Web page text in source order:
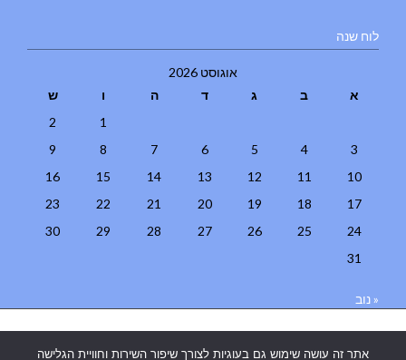
לוח שנה
אוגוסט 2026
א
ב ג ד ה ו
ש
1
2
3
4
5
6
7
8
9
10
11
12
13
14
15
16
17
18
19
20
21
22
23
24
25
26
27
28
29
30
31
« נוב
אתר זה עושה שימוש גם בעוגיות לצורך שיפור השירות וחוויית הגלישה